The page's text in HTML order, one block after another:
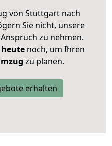
von Stuttgart nach
Sie nicht, unsere
zu nehmen.
noch, um Ihren
zu planen.
erhalten